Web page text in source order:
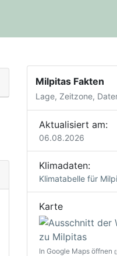
Milpitas Fakten
Lage, Zeitzone,
Aktualisiert am:
06.08.2026
Klimadaten:
Klimatabelle für
Karte
In Google Maps öffnen